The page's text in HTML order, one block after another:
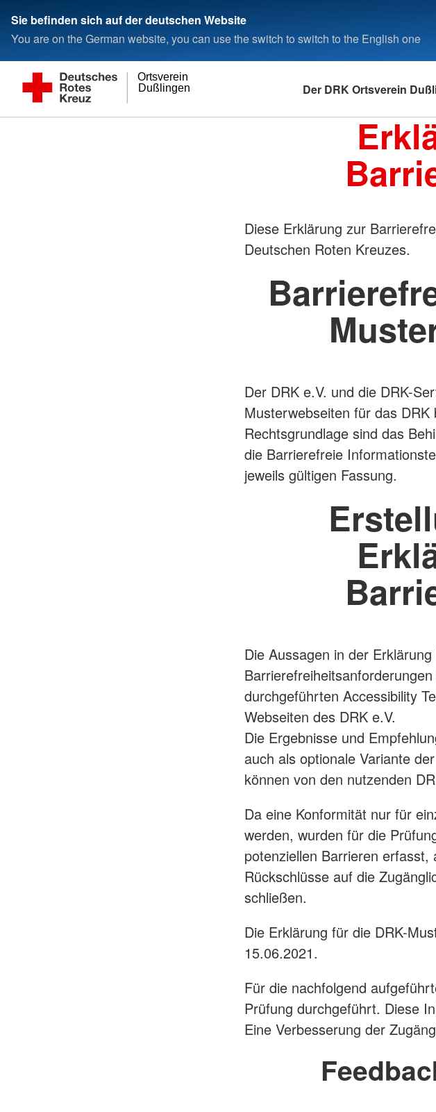
Sie befinden sich auf der deutschen Website
You are on the German website, you can use the switch to switch to the English one
Dußlingen
Ortsverein
Der DRK Ortsverein
Diese Erklärung zur
Deutschen Roten Kreuzes.
Der DRK e.V. und die DRK-
Musterwebseiten für das
Rechtsgrundlage sind das
die Barrierefreie
jeweils gültigen Fassung.
Die Aussagen in der
durchgeführten Accessibility
Webseiten des DRK e.V.
Die Ergebnisse und
auch als optionale Variante
können von den nutzenden
Da eine Konformität nur für
werden, wurden für die
potenziellen Barrieren
Rückschlüsse auf die
schließen.
Die Erklärung für die DRK-
15.06.2021.
Für die nachfolgend
Prüfung durchgeführt. Diese
Eine Verbesserung der